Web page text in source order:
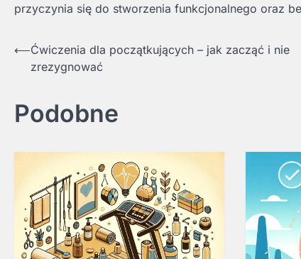
przyczynia się do stworzenia funkcjonalnego oraz
Nawigacja
wpisu
⟵Ćwiczenia dla początkujących – jak zacząć i nie
zrezygnować
Podobne